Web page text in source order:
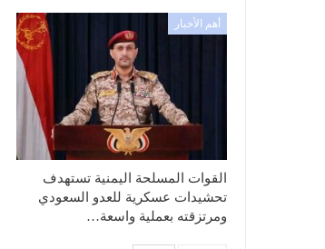
أهم الأخبار
القوات المسلحة اليمنية تستهدف
تحشيدات عسكرية للعدو السعودي
ومرتزقته بعملية واسعة…